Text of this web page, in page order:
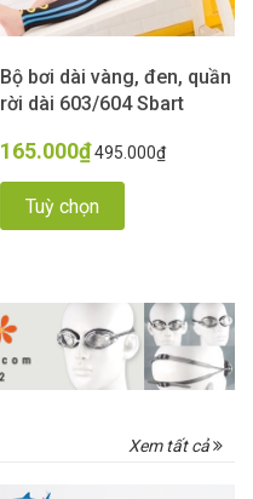
Bộ bơi dài vàng, đen, quần
rời dài 603/604 Sbart
165.000₫495.000₫
Tuỳ chọn
Xem tất cả